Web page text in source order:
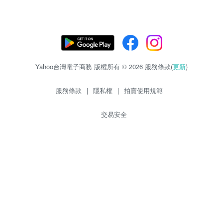
Yahoo台灣電子商務 版權所有 © 2026 服務條款(更新)
服務條款 | 隱私權 | 拍賣使用規範
交易安全